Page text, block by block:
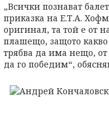
„Всички познават
приказка на Е.Т.А.
оригинал, та той е от
плашещо, защото какво
трябва да има нещо,
да го победим“,